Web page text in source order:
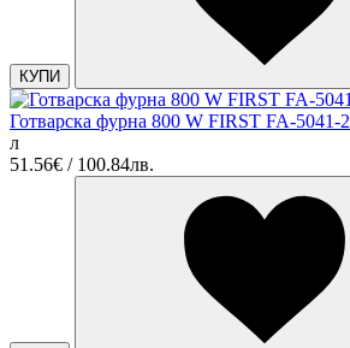
КУПИ
Готварска фурна 800 W FIRST FA-5041-2
л
51.56€ / 100.84лв.